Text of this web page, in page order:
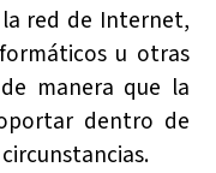
red de Internet,
u otras
manera que la
dentro de